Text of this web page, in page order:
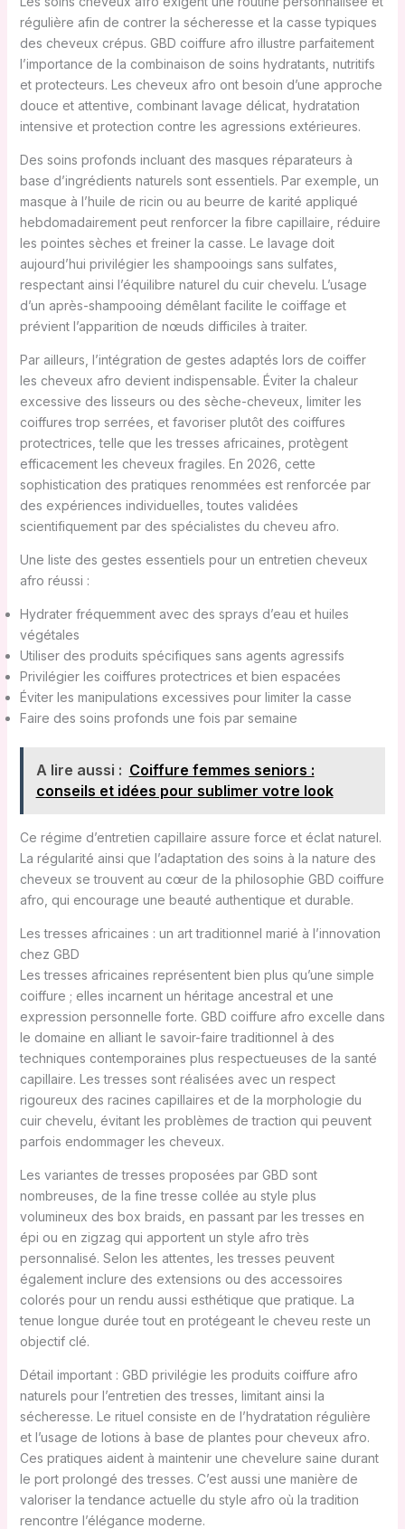
régulière afin de contrer la sécheresse et la casse typiques
des cheveux crépus. GBD coiffure afro illustre parfaitement
l’importance de la combinaison de soins hydratants, nutritifs
et protecteurs. Les cheveux afro ont besoin d’une approche
douce et attentive, combinant lavage délicat, hydratation
intensive et protection contre les agressions extérieures.
Des soins profonds incluant des masques réparateurs à
base d’ingrédients naturels sont essentiels. Par exemple, un
masque à l’huile de ricin ou au beurre de karité appliqué
hebdomadairement peut renforcer la fibre capillaire, réduire
les pointes sèches et freiner la casse. Le lavage doit
aujourd’hui privilégier les shampooings sans sulfates,
respectant ainsi l’équilibre naturel du cuir chevelu. L’usage
d’un après-shampooing démêlant facilite le coiffage et
prévient l’apparition de nœuds difficiles à traiter.
Par ailleurs, l’intégration de gestes adaptés lors de coiffer
les cheveux afro devient indispensable. Éviter la chaleur
excessive des lisseurs ou des sèche-cheveux, limiter les
coiffures trop serrées, et favoriser plutôt des coiffures
protectrices, telle que les tresses africaines, protègent
efficacement les cheveux fragiles. En 2026, cette
sophistication des pratiques renommées est renforcée par
des expériences individuelles, toutes validées
scientifiquement par des spécialistes du cheveu afro.
Une liste des gestes essentiels pour un entretien cheveux
afro réussi :
Hydrater fréquemment avec des sprays d’eau et huiles
végétales
Utiliser des produits spécifiques sans agents agressifs
Privilégier les coiffures protectrices et bien espacées
Éviter les manipulations excessives pour limiter la casse
Faire des soins profonds une fois par semaine
A lire aussi : Coiffure femmes seniors :
conseils et idées pour sublimer votre look
Ce régime d’entretien capillaire assure force et éclat naturel.
La régularité ainsi que l’adaptation des soins à la nature des
cheveux se trouvent au cœur de la philosophie GBD coiffure
afro, qui encourage une beauté authentique et durable.
Les tresses africaines : un art traditionnel marié à l’innovation
chez GBD
Les tresses africaines représentent bien plus qu’une simple
coiffure ; elles incarnent un héritage ancestral et une
expression personnelle forte. GBD coiffure afro excelle dans
le domaine en alliant le savoir-faire traditionnel à des
techniques contemporaines plus respectueuses de la santé
capillaire. Les tresses sont réalisées avec un respect
rigoureux des racines capillaires et de la morphologie du
cuir chevelu, évitant les problèmes de traction qui peuvent
parfois endommager les cheveux.
Les variantes de tresses proposées par GBD sont
nombreuses, de la fine tresse collée au style plus
volumineux des box braids, en passant par les tresses en
épi ou en zigzag qui apportent un style afro très
personnalisé. Selon les attentes, les tresses peuvent
également inclure des extensions ou des accessoires
colorés pour un rendu aussi esthétique que pratique. La
tenue longue durée tout en protégeant le cheveu reste un
objectif clé.
Détail important : GBD privilégie les produits coiffure afro
naturels pour l’entretien des tresses, limitant ainsi la
sécheresse. Le rituel consiste en de l’hydratation régulière
et l’usage de lotions à base de plantes pour cheveux afro.
Ces pratiques aident à maintenir une chevelure saine durant
le port prolongé des tresses. C’est aussi une manière de
valoriser la tendance actuelle du style afro où la tradition
rencontre l’élégance moderne.